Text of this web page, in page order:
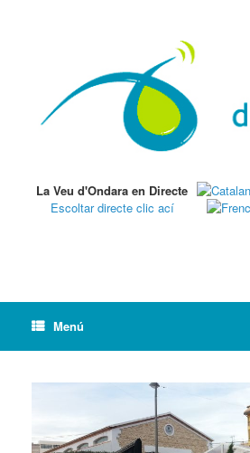
La Veu d'Ondara en Directe
Escoltar directe clic ací
Menú